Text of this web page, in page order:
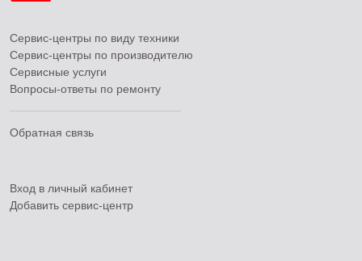
Сервис-центры по виду техники
Сервис-центры по производителю
Сервисные услуги
Вопросы-ответы по ремонту
Обратная связь
Вход в личный кабинет
Добавить сервис-центр